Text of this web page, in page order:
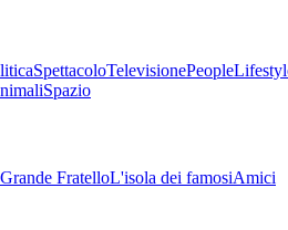
SpettacoloTelevisionePeople
Spazio
Grande FratelloL'isola dei famosiAmici